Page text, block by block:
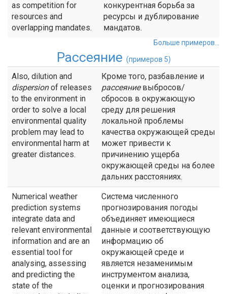
as competition for
resources and
overlapping mandates.
конкурентная борьба за
ресурсы и дублирование
мандатов.
Больше примеров...
Рассеяние (примеров 5)
Also, dilution and
dispersionof releases
to the environment in
order to solve a local
environmental quality
problem may lead to
environmental harm at
greater distances.
Кроме того, разбавление и
рассеяниевыбросов/
сбросов в окружающую
среду для решения
локальной проблемы
качества окружающей среды
может привести к
причинению ущерба
окружающей среды на более
дальних расстояниях.
Numerical weather
prediction systems
integrate data and
relevant environmental
information and are an
essential tool for
analysing, assessing
and predicting the
state of the
Система численного
прогнозирования погоды
объединяет имеющиеся
данные и соответствующую
информацию об
окружающей среде и
является незаменимым
инструментом анализа,
оценки и прогнозирования